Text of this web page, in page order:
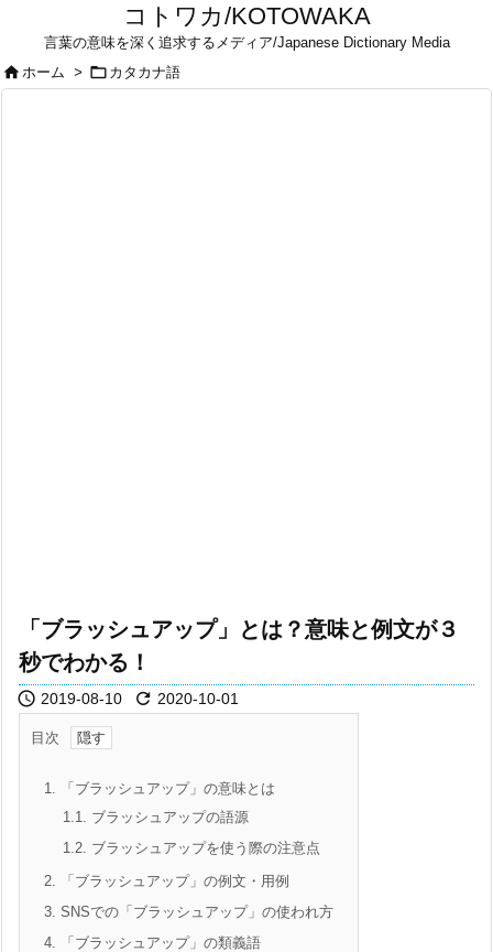
コトワカ/KOTOWAKA
言葉の意味を深く追求するメディア/Japanese Dictionary Media
ホーム >  カタカナ語
「ブラッシュアップ」とは？意味と例文が３
秒でわかる！
 2019-08-10  2020-10-01
目次
1. 「ブラッシュアップ」の意味とは
1.1. ブラッシュアップの語源
1.2. ブラッシュアップを使う際の注意点
2. 「ブラッシュアップ」の例文・用例
3. SNSでの「ブラッシュアップ」の使われ方
4. 「ブラッシュアップ」の類義語